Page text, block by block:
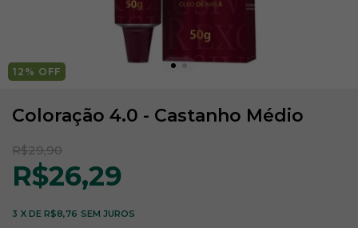
12 % OFF
Coloração 4.0 - Castanho Médio
R$29,90
R$26,29
3 X DE R$8,76 SEM JUROS